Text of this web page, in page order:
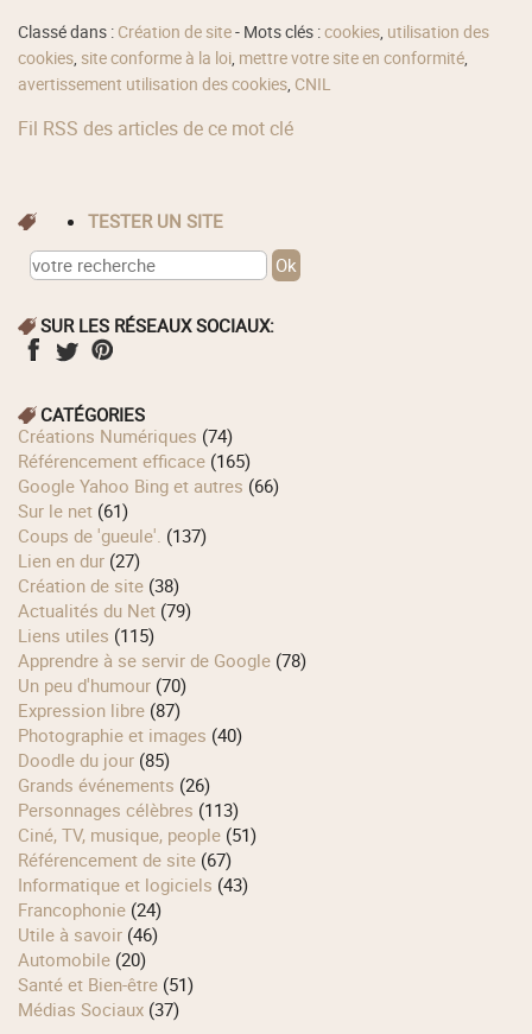
Classé dans : Création de site- Mots clés :cookies, utilisation des
cookies, site conforme à la loi, mettre votre site en conformité,
avertissement utilisation des cookies, CNIL
Fil RSS des articles de ce mot clé
TESTER UN SITE
SUR LES RÉSEAUX SOCIAUX:
CATÉGORIES
Créations Numériques (74)
Référencement efficace (165)
Google Yahoo Bing et autres (66)
Sur le net (61)
Coups de 'gueule'. (137)
Lien en dur (27)
Création de site (38)
Actualités du Net (79)
Liens utiles (115)
Apprendre à se servir de Google (78)
Un peu d'humour (70)
Expression libre (87)
Photographie et images (40)
Doodle du jour (85)
Grands événements (26)
Personnages célèbres (113)
Ciné, TV, musique, people (51)
Référencement de site (67)
Informatique et logiciels (43)
Francophonie (24)
Utile à savoir (46)
Automobile (20)
Santé et Bien-être (51)
Médias Sociaux (37)